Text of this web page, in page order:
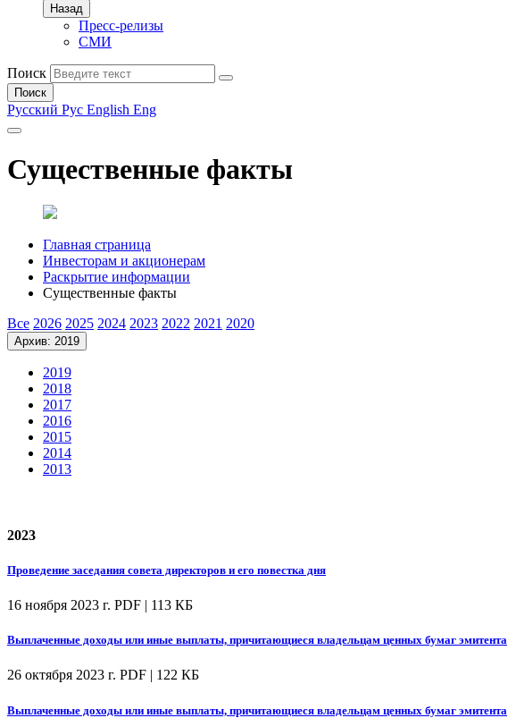
Назад
Пресс-релизы
СМИ
Поиск
Поиск
Русский Рус English Eng
Существенные факты
Главная страница
Инвесторам и акционерам
Раскрытие информации
Существенные факты
Все 2026 2025 2024 2023 2022 2021 2020
Архив: 2019
2019
2018
2017
2016
2015
2014
2013
2023
Проведение заседания совета директоров и его повестка дня
16 ноября 2023 г. PDF | 113 КБ
Выплаченные доходы или иные выплаты, причитающиеся владельцам ценных бумаг эмитента
26 октября 2023 г. PDF | 122 КБ
Выплаченные доходы или иные выплаты, причитающиеся владельцам ценных бумаг эмитента